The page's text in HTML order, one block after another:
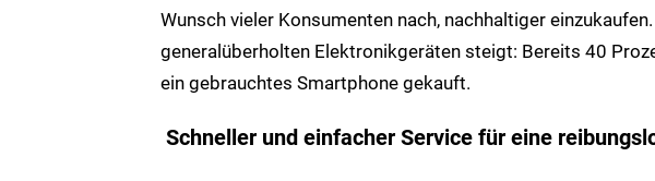
Wunsch vieler Konsumenten nach, nachhaltiger
generalüberholten Elektronikgeräten steigt: Bereits 40
ein gebrauchtes Smartphone gekauft.
Schneller und einfacher Service für eine